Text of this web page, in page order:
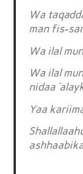
Wa
man fis-
Wa ilal
Wa ilal
nidaa
Yaa